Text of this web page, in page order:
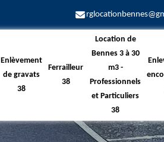
Enlèvement
de gravats
38
Ferrailleur
38
Location de
Bennes 3 à 30
m3 -
Professionnels
et Particuliers
38